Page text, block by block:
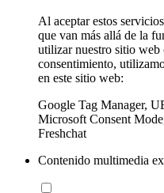
Al aceptar estos
que van más allá de la
utilizar nuestro sitio
consentimiento,
en este sitio web:
Google Tag Manager,
Microsoft Consent
Freshchat
Contenido multimedia